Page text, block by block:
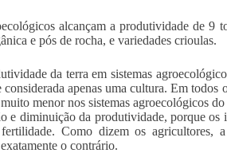
alcançam a produtividade de 9
e pós de rocha, e variedades crioulas.
da terra em sistemas
apenas uma cultura. Em todos
menor nos sistemas agroecológicos
e diminuição da produtividade, porque os
fertilidade. Como dizem os
o contrário.